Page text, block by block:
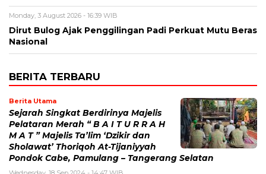
Monday, 3 August 2026 - 16:39 WIB
Dirut Bulog Ajak Penggilingan Padi Perkuat Mutu Beras
Nasional
BERITA TERBARU
Berita Utama
Sejarah Singkat Berdirinya Majelis
Pelataran Merah “ B A I T U R R A H
M A T ” Majelis Ta’lim ‘Dzikir dan
Sholawat’ Thoriqoh At-Tijaniyyah
Pondok Cabe, Pamulang – Tangerang Selatan